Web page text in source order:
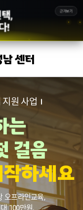
,
!
근거보기
센터
원 사업
는
걸음
하세요
오프라인교육,
100만원,